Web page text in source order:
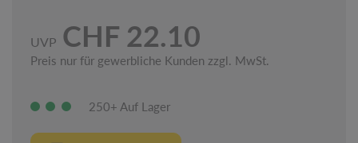
UVP CHF 22.10
Preis nur für gewerbliche Kunden zzgl. MwSt.
250+ Auf Lager